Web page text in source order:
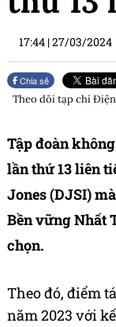
17:44 |27/03/2024
Chia sẻ
Theo dõi tạp chí
Tập đoàn
lần thứ 13 liên
Jones (DJSI)
Bền vững Nhất
chọn.
Theo đó, điểm
năm 2023 với